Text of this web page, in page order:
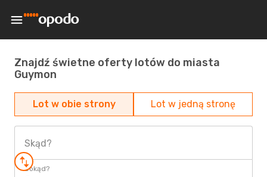
Znajdź świetne oferty lotów do miasta
Guymon
Lot w obie strony Lot w jedną stronę
Skąd?
Dokąd?